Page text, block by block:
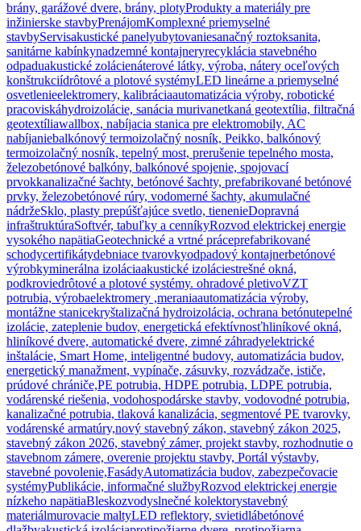
brány, garážové dvere, brány, plotyProdukty a materiály pre
inžinierske stavbyPrenájomKomplexné priemyselné
stavbyServisakustické panelyubytovaniesanačný roztoksanita,
sanitárne kabínkynadzemné kontajneryrecyklácia stavebného
odpaduakustické zolácienáterové látky, výroba, nátery oceľových
konštrukciídrôtové a plotové systémyLED lineárne a priemyselné
osvetlenieelektromery, kalibráciaautomatizácia výroby, robotické
pracoviskáhydroizolácie, sanácia murivanetkaná geotextília, filtračná
geotextíliawallbox, nabíjacia stanica pre elektromobily, AC
nabíjaniebalkónový termoizolačný nosník, Peikko, balkónový
termoizolačný nosník, tepelný most, prerušenie tepelného mosta,
železobetónové balkóny, balkónové spojenie, spojovací
prvokkanalizačné šachty, betónové šachty, prefabrikované betónové
prvky, železobetónové rúry, vodomerné šachty, akumulačné
nádržeSklo, plasty prepúšťajúce svetlo, tienenieDopravná
infraštruktúraSoftvér, tabuľky a cenníkyRozvod elektrickej energie
vysokého napätiaGeotechnické a vrtné práceprefabrikované
schodycertifikátydebniace tvarovkyodpadový kontajnerbetónové
výrobkyminerálna izoláciaakustické izoláciestrešné okná,
podkroviedrôtové a plotové systémy. ohradové pletivoVZT
potrubia, výrobaelektromery ,meraniaautomatizácia výroby,
montážne stanicekryštalizačná hydroizolácia, ochrana betónutepelné
izolácie, zateplenie budov, energetická efektívnosťhliníkové okná,
hliníkové dvere, automatické dvere, zimné záhradyelektrické
inštalácie, Smart Home, inteligentné budovy, automatizácia budov,
energetický manažment, vypínače, zásuvky, rozvádzače, ističe,
prúdové chrániče,PE potrubia, HDPE potrubia, LDPE potrubia,
vodárenské riešenia, vodohospodárske stavby, vodovodné potrubia,
kanalizačné potrubia, tlaková kanalizácia, segmentové PE tvarovky,
vodárenské armatúry,nový stavebný zákon, stavebný zákon 2025,
stavebný zákon 2026, stavebný zámer, projekt stavby, rozhodnutie o
stavebnom zámere, overenie projektu stavby, Portál výstavby,
stavebné povolenie,FasádyAutomatizácia budov, zabezpečovacie
systémyPublikácie, informačné službyRozvod elektrickej energie
nízkeho napätiaBleskozvodyslnečné kolektorystavebný
materiálmurovacie maltyLED reflektory, svietidlábetónové